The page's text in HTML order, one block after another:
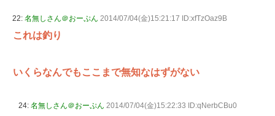
22: 名無しさん＠おーぷん 2014/07/04(金)15:21:17 ID:xfTzOaz9B
これは釣り
いくらなんでもここまで無知なはずがない
24: 名無しさん＠おーぷん 2014/07/04(金)15:22:33 ID:qNerbCBu0